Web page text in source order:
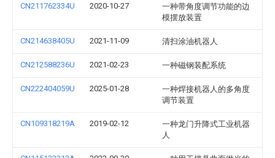
CN211762334U 2020-10-27
一种带角度调节功能的边
模摆放装置
CN214638405U 2021-11-09 清扫涂油机器人
CN212588236U 2021-02-23 一种磁钢装配系统
CN222404059U 2025-01-28
一种焊接机器人的多角度
调节装置
CN109318219A 2019-02-12
一种龙门升降式工业机器
人